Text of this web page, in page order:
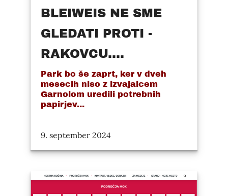
BLEIWEIS NE SME
GLEDATI PROTI -
RAKOVCU....
Park bo še zaprt, ker v dveh
mesecih niso z izvajalcem
Garnolom uredili potrebnih
papirjev...
9. september 2024